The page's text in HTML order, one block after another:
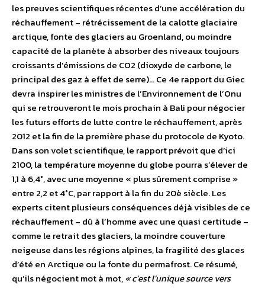
les preuves scientifiques récentes d’une accélération du
réchauffement – rétrécissement de la calotte glaciaire
arctique, fonte des glaciers au Groenland, ou moindre
capacité de la planète à absorber des niveaux toujours
croissants d’émissions de CO2 (dioxyde de carbone, le
principal des gaz à effet de serre)… Ce 4e rapport du Giec
devra inspirer les ministres de l’Environnement de l’Onu
qui se retrouveront le mois prochain à Bali pour négocier
les futurs efforts de lutte contre le réchauffement, après
2012 et la fin de la première phase du protocole de Kyoto.
Dans son volet scientifique, le rapport prévoit que d’ici
2100, la température moyenne du globe pourra s’élever de
1,1 à 6,4°, avec une moyenne « plus sûrement comprise »
entre 2,2 et 4°C, par rapport à la fin du 20è siècle. Les
experts citent plusieurs conséquences déjà visibles de ce
réchauffement – dû à l’homme avec une quasi certitude –
comme le retrait des glaciers, la moindre couverture
neigeuse dans les régions alpines, la fragilité des glaces
d’été en Arctique ou la fonte du permafrost. Ce résumé,
qu’ils négocient mot à mot,« c’est l’unique source vers